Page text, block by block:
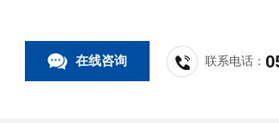
在线咨询 联系电话：